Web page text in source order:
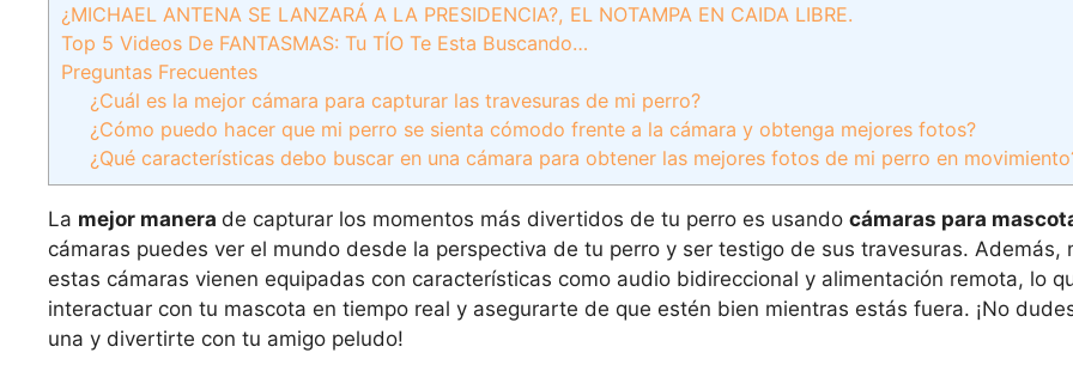
¿MICHAEL ANTENA SE LANZARÁ A LA PRESIDENCIA?, EL NOTAMPA EN CAIDA LIBRE.
Top 5 Videos De FANTASMAS: Tu TÍO Te Esta Buscando…
Preguntas Frecuentes
¿Cuál es la mejor cámara para capturar las travesuras de mi perro?
¿Cómo puedo hacer que mi perro se sienta cómodo frente a la cámara y obtenga mejores fotos?
¿Qué características debo buscar en una cámara para obtener las mejores fotos de mi perro en
La mejor manera de capturar los momentos más divertidos de tu perro es usando cámaras para
cámaras puedes ver el mundo desde la perspectiva de tu perro y ser testigo de sus travesuras. Además,
estas cámaras vienen equipadas con características como audio bidireccional y alimentación remota, lo
interactuar con tu mascota en tiempo real y asegurarte de que estén bien mientras estás fuera. ¡No
una y divertirte con tu amigo peludo!